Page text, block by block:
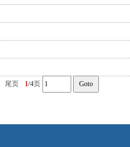
尾页 1 /4页